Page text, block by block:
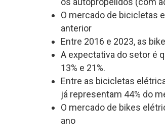
O mercado de bicicletas
anterior
Entre 2016 e 2023, as
A expectativa do setor é
13% e 21%.
Entre as bicicletas
já representam 44% do
O mercado de bikes
ano